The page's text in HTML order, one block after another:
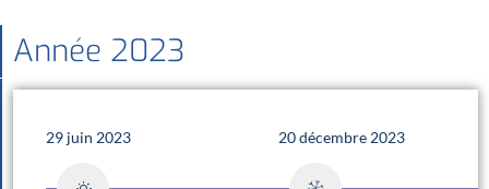
Année 2023
29 juin 2023 20 décembre 2023